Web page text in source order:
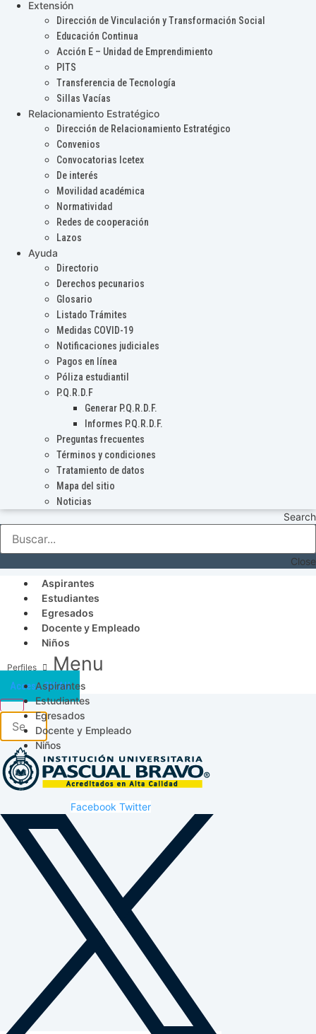
Extensión
Dirección de Vinculación y Transformación Social
Educación Continua
Acción E – Unidad de Emprendimiento
PITS
Transferencia de Tecnología
Sillas Vacías
Relacionamiento Estratégico
Dirección de Relacionamiento Estratégico
Convenios
Convocatorias Icetex
De interés
Movilidad académica
Normatividad
Redes de cooperación
Lazos
Ayuda
Directorio
Derechos pecunarios
Glosario
Listado Trámites
Medidas COVID-19
Notificaciones judiciales
Pagos en línea
Póliza estudiantil
P.Q.R.D.F
Generar P.Q.R.D.F.
Informes P.Q.R.D.F.
Preguntas frecuentes
Términos y condiciones
Tratamiento de datos
Mapa del sitio
Noticias
Search
Close
Aspirantes
Estudiantes
Egresados
Docente y Empleado
Niños
Menu
Aspirantes
Estudiantes
Egresados
Docente y Empleado
Niños
Acceso SICAU
Facebook Twitter